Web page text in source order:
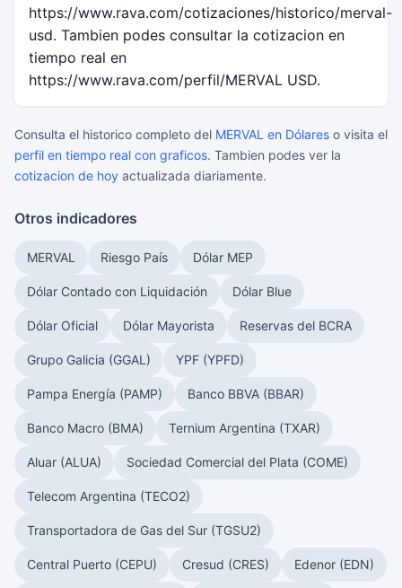
https://www.rava.com/cotizaciones/historico/merval-
usd. Tambien podes consultar la cotizacion en
tiempo real en
https://www.rava.com/perfil/MERVAL USD.
Consulta el historico completo del MERVAL en Dólares o visita el
perfil en tiempo real con graficos. Tambien podes ver la
cotizacion de hoy actualizada diariamente.
Otros indicadores
MERVAL Riesgo País Dólar MEP
Dólar Contado con Liquidación Dólar Blue
Dólar Oficial Dólar Mayorista Reservas del BCRA
Grupo Galicia (GGAL) YPF (YPFD)
Pampa Energía (PAMP) Banco BBVA (BBAR)
Banco Macro (BMA) Ternium Argentina (TXAR)
Aluar (ALUA) Sociedad Comercial del Plata (COME)
Telecom Argentina (TECO2)
Transportadora de Gas del Sur (TGSU2)
Central Puerto (CEPU) Cresud (CRES) Edenor (EDN)